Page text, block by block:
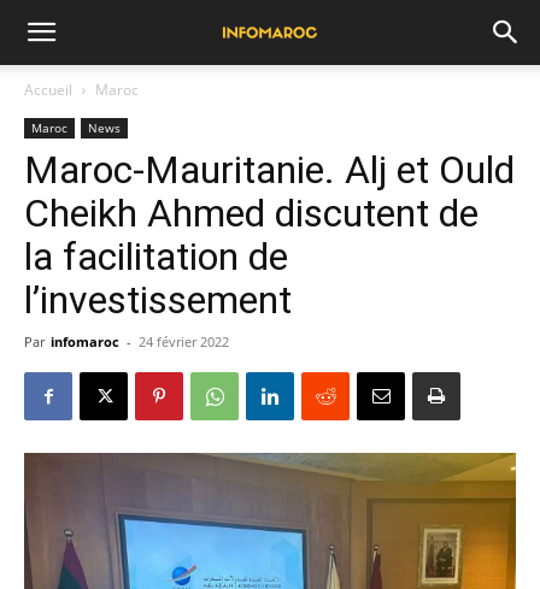
Accueil Maroc
Maroc News
Maroc-Mauritanie. Alj et Ould
Cheikh Ahmed discutent de
la facilitation de
l’investissement
Par infomaroc - 24 février 2022